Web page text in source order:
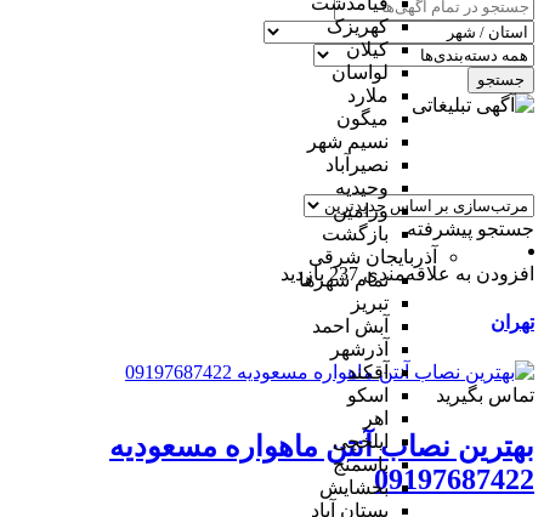
کهریزک
کیلان
لواسان
ملارد
میگون
نسیم شهر
نصیرآباد
وحیدیه
ورامین
بازگشت
آذربایجان شرقی
تمام شهر‌ها
تبریز
آبش احمد
آذرشهر
آقکند
اسکو
اهر
ایلخچی
باسمنج
بخشایش
بستان آباد
جستجو
جستجو پیشرفته
افزودن به علاقه‌مندی 237 بازدید
تهران
تماس بگیرید
بهترین نصاب آنتن ماهواره مسعودیه
09197687422